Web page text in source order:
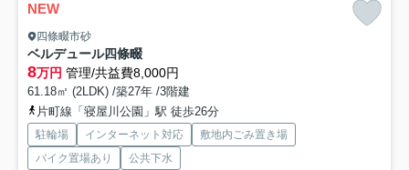
NEW
四條畷市砂
ベルデュール四條畷
8万円 管理/共益費8,000円
61.18㎡ (2LDK) /築27年 /3階建
片町線「寝屋川公園」駅 徒歩26分
駐輪場 インターネット対応
敷地内ごみ置き場
バイク置場あり
公共下水